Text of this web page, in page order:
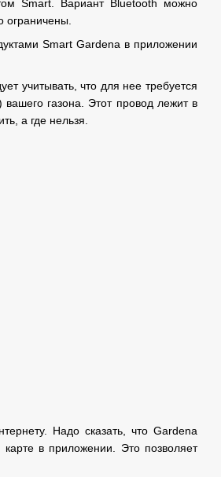
Smart. Вариант Bluetooth можно
ограничены.
Smart Gardena в приложении
учитывать, что для нее требуется
газона. Этот провод лежит в
а где нельзя.
Надо сказать, что Gardena
в приложении. Это позволяет